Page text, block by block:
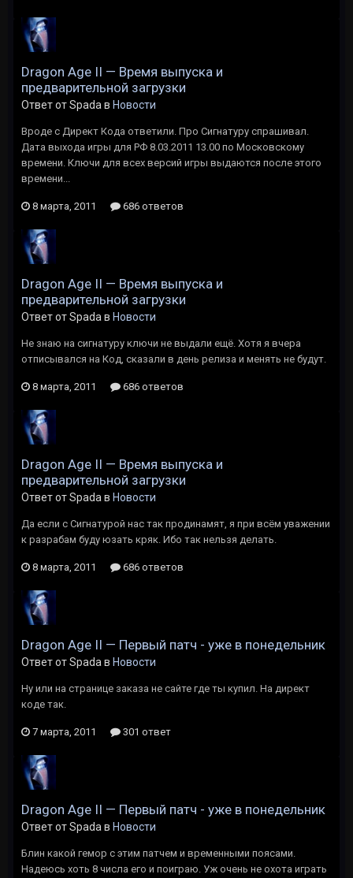
Dragon Age II — Время выпуска и
предварительной загрузки
Ответ от Spada в Новости
Вроде с Директ Кода ответили. Про Сигнатуру спрашивал.
Дата выхода игры для РФ 8.03.2011 13.00 по Московскому
времени. Ключи для всех версий игры выдаются после этого
времени...
8 марта, 2011 686 ответов
Dragon Age II — Время выпуска и
предварительной загрузки
Ответ от Spada в Новости
Не знаю на сигнатуру ключи не выдали ещё. Хотя я вчера
отписывался на Код, сказали в день релиза и менять не будут.
8 марта, 2011 686 ответов
Dragon Age II — Время выпуска и
предварительной загрузки
Ответ от Spada в Новости
Да если с Сигнатурой нас так продинамят, я при всём уважении
к разрабам буду юзать кряк. Ибо так нельзя делать.
8 марта, 2011 686 ответов
Dragon Age II — Первый патч - уже в понедельник
Ответ от Spada в Новости
Ну или на странице заказа не сайте где ты купил. На директ
коде так.
7 марта, 2011 301 ответ
Dragon Age II — Первый патч - уже в понедельник
Ответ от Spada в Новости
Блин какой гемор с этим патчем и временными поясами.
Надеюсь хоть 8 числа его и поиграю. Уж очень не охота играть